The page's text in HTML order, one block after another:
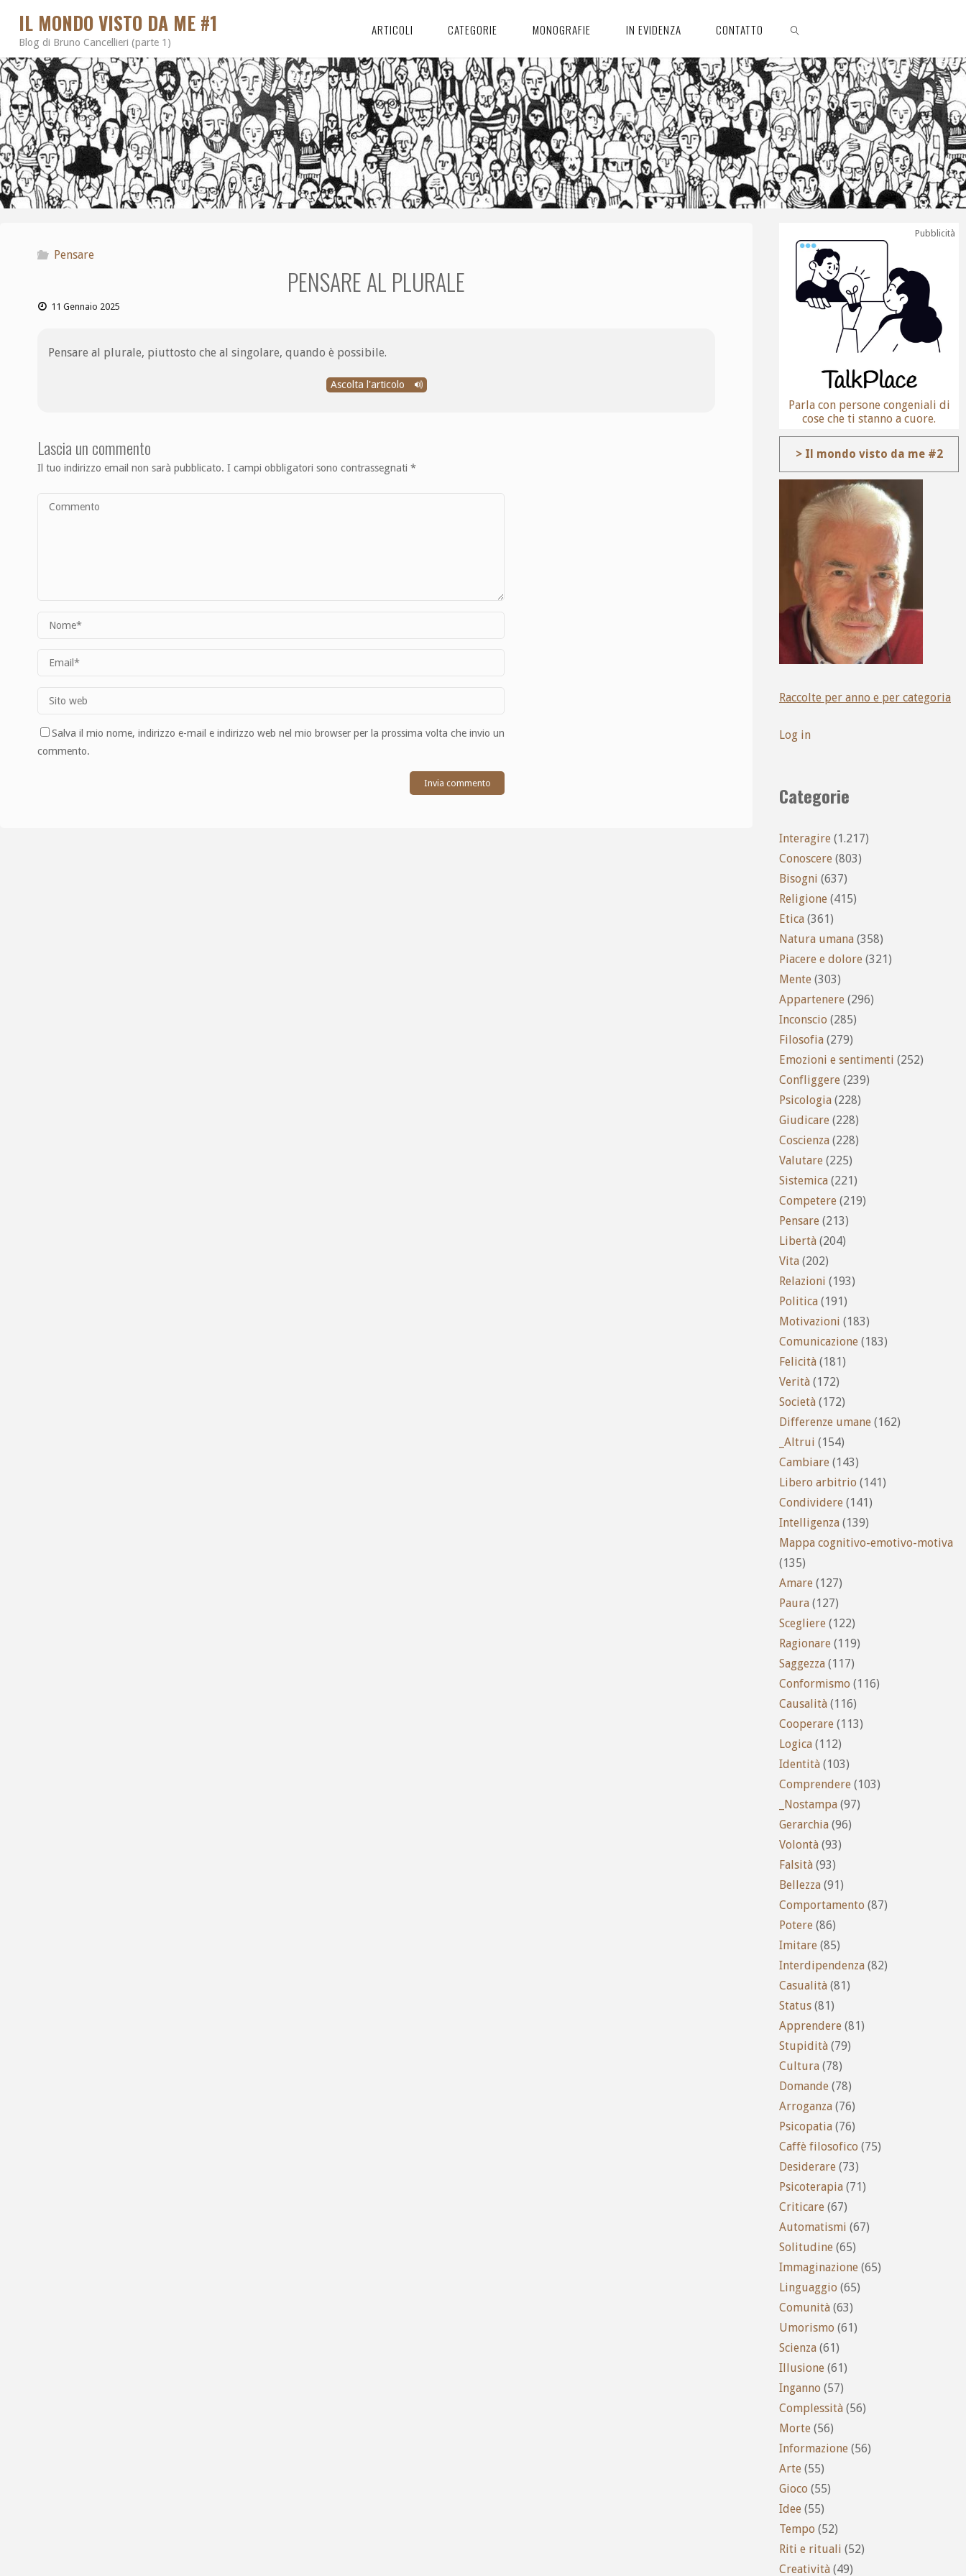
IL MONDO VISTO DA ME #1
Blog di Bruno Cancellieri (parte 1)
ARTICOLI CATEGORIE MONOGRAFIE IN EVIDENZA CONTATTO
CERCA
Pensare
PENSARE AL PLURALE
11 Gennaio 2025
Pensare al plurale, piuttosto che al singolare, quando è possibile.
Ascolta l'articolo
Lascia un commento
Il tuo indirizzo email non sarà pubblicato. I campi obbligatori sono contrassegnati*
Salva il mio nome, indirizzo e-mail e indirizzo web nel mio browser per la prossima volta che invio un
commento.
Pubblicità
Parla con persone congeniali di
cose che ti stanno a cuore.
> Il mondo visto da me #2
Raccolte per anno e per categoria
Log in
Categorie
Interagire (1.217)
Conoscere (803)
Bisogni (637)
Religione (415)
Etica (361)
Natura umana (358)
Piacere e dolore (321)
Mente (303)
Appartenere (296)
Inconscio (285)
Filosofia (279)
Emozioni e sentimenti (252)
Confliggere (239)
Psicologia (228)
Giudicare (228)
Coscienza (228)
Valutare (225)
Sistemica (221)
Competere (219)
Pensare (213)
Libertà (204)
Vita (202)
Relazioni (193)
Politica (191)
Motivazioni (183)
Comunicazione (183)
Felicità (181)
Verità (172)
Società (172)
Differenze umane (162)
_Altrui (154)
Cambiare (143)
Libero arbitrio (141)
Condividere (141)
Intelligenza (139)
Mappa cognitivo-emotivo-motiva
(135)
Amare (127)
Paura (127)
Scegliere (122)
Ragionare (119)
Saggezza (117)
Conformismo (116)
Causalità (116)
Cooperare (113)
Logica (112)
Identità (103)
Comprendere (103)
_Nostampa (97)
Gerarchia (96)
Volontà (93)
Falsità (93)
Bellezza (91)
Comportamento (87)
Potere (86)
Imitare (85)
Interdipendenza (82)
Casualità (81)
Status (81)
Apprendere (81)
Stupidità (79)
Cultura (78)
Domande (78)
Arroganza (76)
Psicopatia (76)
Caffè filosofico (75)
Desiderare (73)
Psicoterapia (71)
Criticare (67)
Automatismi (67)
Solitudine (65)
Immaginazione (65)
Linguaggio (65)
Comunità (63)
Umorismo (61)
Scienza (61)
Illusione (61)
Inganno (57)
Complessità (56)
Morte (56)
Informazione (56)
Arte (55)
Gioco (55)
Idee (55)
Tempo (52)
Riti e rituali (52)
Creatività (49)